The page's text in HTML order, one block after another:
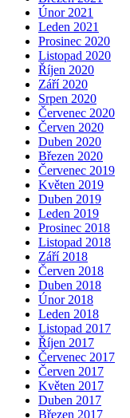
Únor 2021
Leden 2021
Prosinec 2020
Listopad 2020
Říjen 2020
Září 2020
Srpen 2020
Červenec 2020
Červen 2020
Duben 2020
Březen 2020
Červenec 2019
Květen 2019
Duben 2019
Leden 2019
Prosinec 2018
Listopad 2018
Září 2018
Červen 2018
Duben 2018
Únor 2018
Leden 2018
Listopad 2017
Říjen 2017
Červenec 2017
Červen 2017
Květen 2017
Duben 2017
Březen 2017